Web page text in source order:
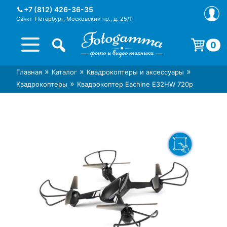
+7 (812) 426-36-35
Санкт-Петербург, Московский пр., д. 25/1
Интернет-магазин фототехники
Foto-Gamma в СПб
Магазин фотоаксессуаров foto-
gamma.ru
0
Корзина пуста.
Главная » Каталог » Квадрокоптеры и аксессуары »
Квадрокоптеры » Квадрокоптер Eachine E32HW 720p